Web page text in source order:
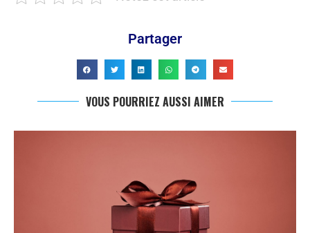
Partager
VOUS POURRIEZ AUSSI AIMER